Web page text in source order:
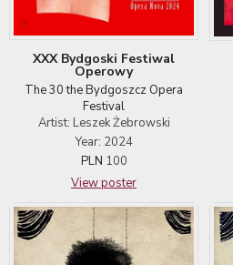
XXX Bydgoski Festiwal
Operowy
The 30 the Bydgoszcz Opera
Festival
Artist: Leszek Żebrowski
Year: 2024
PLN 100
View poster